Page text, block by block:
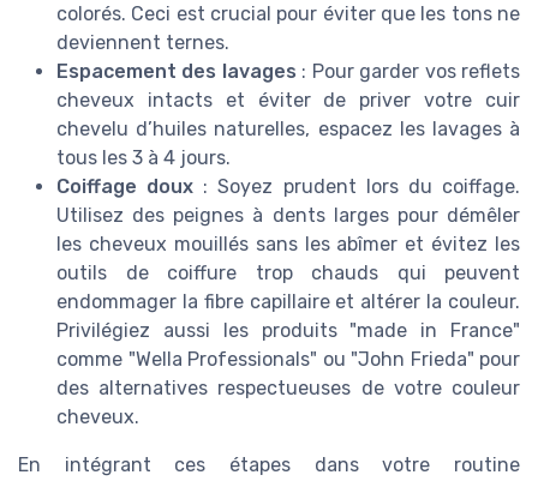
colorés. Ceci est crucial pour éviter que les tons ne
deviennent ternes.
Espacement des lavages : Pour garder vos reflets
cheveux intacts et éviter de priver votre cuir
chevelu d’huiles naturelles, espacez les lavages à
tous les 3 à 4 jours.
Coiffage doux : Soyez prudent lors du coiffage.
Utilisez des peignes à dents larges pour démêler
les cheveux mouillés sans les abîmer et évitez les
outils de coiffure trop chauds qui peuvent
endommager la fibre capillaire et altérer la couleur.
Privilégiez aussi les produits "made in France"
comme "Wella Professionals" ou "John Frieda" pour
des alternatives respectueuses de votre couleur
cheveux.
En intégrant ces étapes dans votre routine